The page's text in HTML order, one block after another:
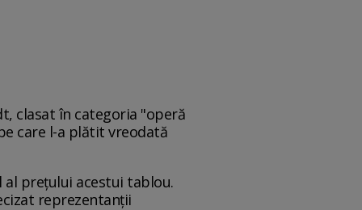
clasat în categoria "operă
care l-a plătit vreodată
al preţului acestui tablou.
reprezentanţii